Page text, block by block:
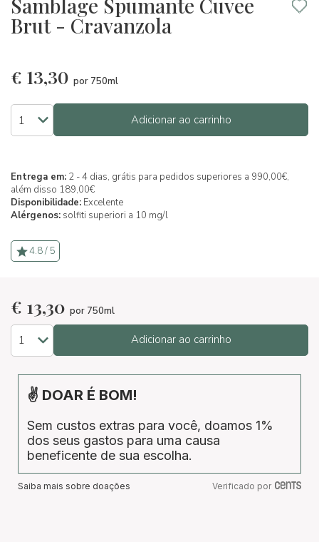
Samblage Spumante Cuvee
Brut - Cravanzola
€ 13,30 por 750ml
Adicionar ao carrinho
Entrega em: 2 - 4 dias, grátis para pedidos superiores a 990,00€,
além disso 189,00€
Disponibilidade: Excelente
Alérgenos: solfiti superiori a 10 mg/l
4.8 / 5
€ 13,30 por 750ml
Adicionar ao carrinho
✌ DOAR É BOM!
Sem custos extras para você, doamos 1%
dos seus gastos para uma causa
beneficente de sua escolha.
Saiba mais sobre doações Verificado por